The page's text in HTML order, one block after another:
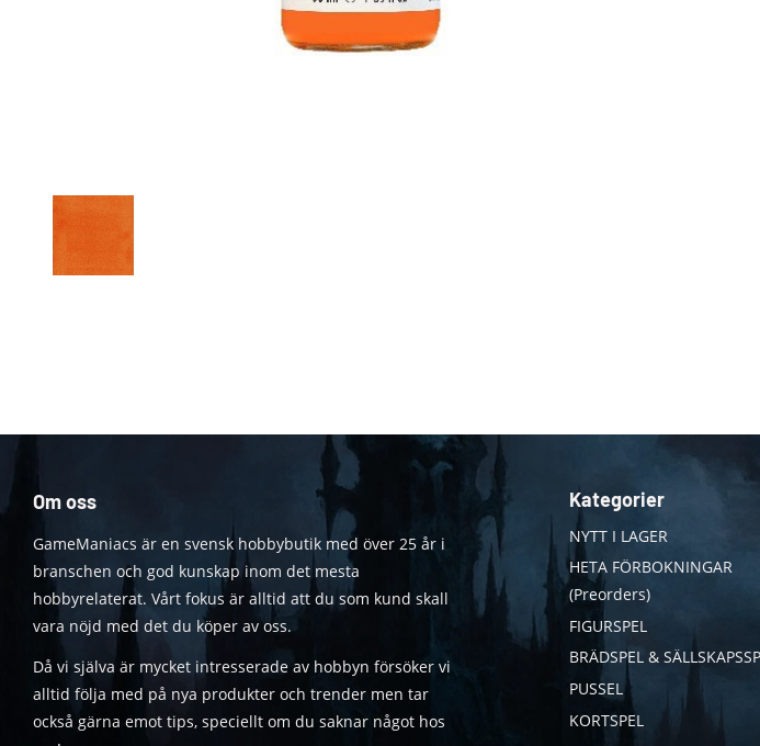
Om oss
GameManiacs är en svensk hobbybutik med över 25 år i
branschen och god kunskap inom det mesta
hobbyrelaterat. Vårt fokus är alltid att du som kund skall
vara nöjd med det du köper av oss.
Då vi själva är mycket intresserade av hobbyn försöker vi
alltid följa med på nya produkter och trender men tar
också gärna emot tips, speciellt om du saknar något hos
Kategorier
NYTT I LAGER
HETA FÖRBOKNINGAR
(Preorders)
FIGURSPEL
BRÄDSPEL &
PUSSEL
KORTSPEL